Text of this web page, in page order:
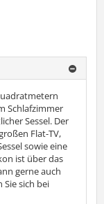
Schlafzimmer
Sessel. Der
Flat-TV,
sowie eine
ist über das
gerne auch
sich bei